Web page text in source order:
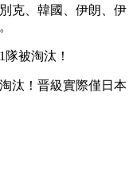
克、韓國、伊朗、伊
被淘汰！
汰！晋級實際僅日本